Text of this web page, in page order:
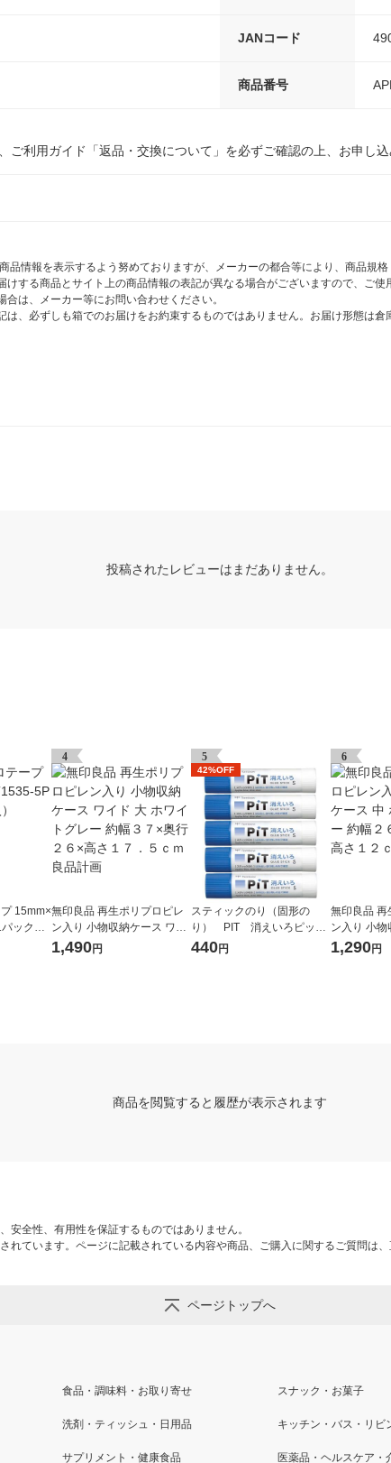
JANコード
商品番号
ご利用ガイド「返品・交換について」を必ずご確認の上、お申し込
品情報を表示するよう努めておりますが、メーカーの都合等により、商品規
けする商品とサイト上の商品情報の表記が異なる場合がございますので、ご
は、メーカー等にお問い合わせください。
は、必ずしも箱でのお届けをお約束するものではありません。お届け形態は
投稿されたレビューはまだありません。
15mm×
ック（5
4
無印良品 再生ポリプロピレ
ン入り 小物収納ケース ワイ
ド 大 ホワイトグレー 約幅３
1,490円
5
42%OFF
スティックのり（固形の
り） PIT 消えいろピット
S 乾くと色が消える PT-T
440円
6
無印良品 再
ン入り 小物
ワイトグレ
1,290円
商品を閲覧すると履歴が表示されます
全性、有用性を保証するものではありません。
ています。ページに記載されている内容や商品、ご購入に関するご質問は、
ページトップへ
食品・調味料・お取り寄せ スナック・お菓子
洗剤・ティッシュ・日用品 キッチン・バス・リビ
サプリメント・健康食品 医薬品・ヘルスケア・